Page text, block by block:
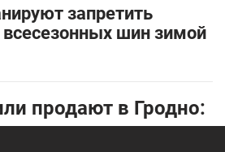
запретить
всесезонных шин зимой
продают в Гродно: